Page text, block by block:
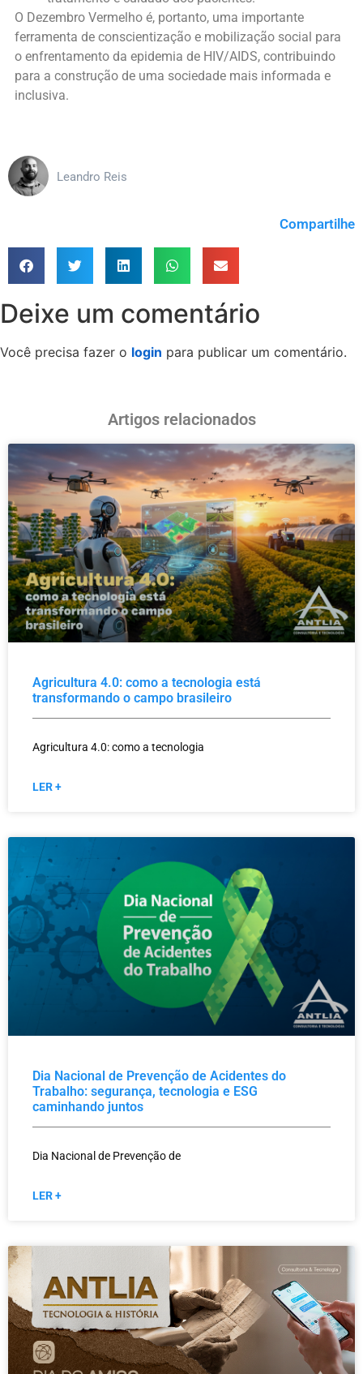
O Dezembro Vermelho é, portanto, uma importante
ferramenta de conscientização e mobilização social para
o enfrentamento da epidemia de HIV/AIDS, contribuindo
para a construção de uma sociedade mais informada e
inclusiva.
Leandro Reis
Compartilhe
Deixe um comentário
Você precisa fazer o login para publicar um comentário.
Artigos relacionados
Agricultura 4.0: como a tecnologia está
transformando o campo brasileiro
Agricultura 4.0: como a tecnologia
LER +
Dia Nacional de Prevenção de Acidentes do
Trabalho: segurança, tecnologia e ESG
caminhando juntos
Dia Nacional de Prevenção de
LER +